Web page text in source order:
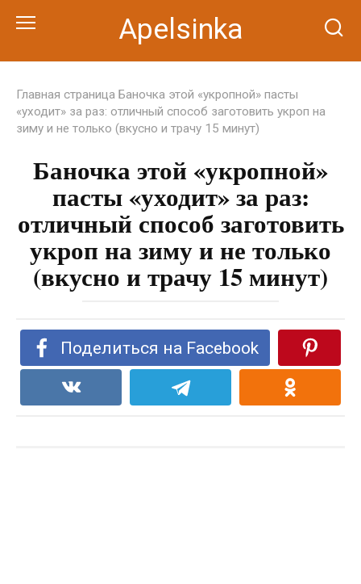
Apelsinka
Главная страница Баночка этой «укропной» пасты
«уходит» за раз: отличный способ заготовить укроп на
зиму и не только (вкусно и трачу 15 минут)
Баночка этой «укропной»
пасты «уходит» за раз:
отличный способ заготовить
укроп на зиму и не только
(вкусно и трачу 15 минут)
Поделиться на Facebook